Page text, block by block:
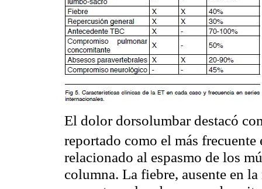
El dolor dorsolumbar destacó
reportado como el más frecuente
relacionado al espasmo de los
columna. La fiebre, ausente en